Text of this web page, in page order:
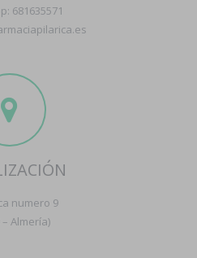
681635571
numero 9
– Almería)